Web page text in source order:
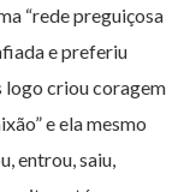
“rede preguiçosa
e preferiu
logo criou coragem
e ela mesmo
entrou, saiu,